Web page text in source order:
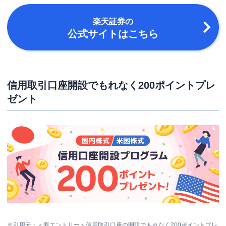
楽天証券の
公式サイトはこちら
信用取引口座開設でもれなく200ポイントプレ
ゼント